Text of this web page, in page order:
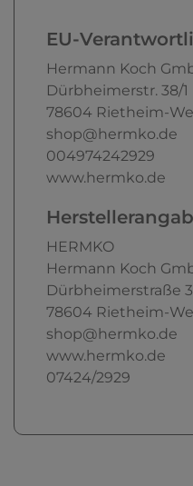
EU-
Hermann Koch
Dürbheimerstr. 38/1
78604 Rietheim-
shop@hermko.de
004974242929
www.hermko.de
HERMKO
Hermann Koch
Dürbheimerstraße
78604 Rietheim-
shop@hermko.de
www.hermko.de
07424/2929